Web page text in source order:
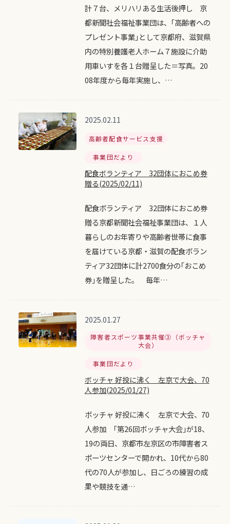
計７台、メリハリある生活後押し 京
都新聞社会福祉事業団は、｢高齢者への
プレゼント事業｣として京都府、滋賀県
内の特別養護老人ホーム７施設に介助
用車いすを各１台贈呈した＝写真。20
08年度から毎年実施し、…
2025.02.11
高齢者配食サービス支援
事業団だより
配食ボランティア 32団体におこめ券
贈る(2025/02/11)
配食ボランティア 32団体におこめ券
贈る京都新聞社会福祉事業団は、１人
暮らしのお年寄りや高齢者世帯に食事
を届けている京都・滋賀の配食ボラン
ティア32団体に計2700食分の｢おこめ
券｣を贈呈した。 毎年…
2025.01.27
障害者スポーツ事業共催③（ボッチャ
大会）
事業団だより
ボッチャ 好投に沸く 左京で大会、70
人参加(2025/01/27)
ボッチャ 好投に沸く 左京で大会、70
人参加 ｢第26回ボッチャ大会｣が18、
19の両日、京都市左京区の市障害者ス
ポーツセンターで開かれ、10代から80
代の70人が参加し、日ごろの練習の成
果や競技を通…